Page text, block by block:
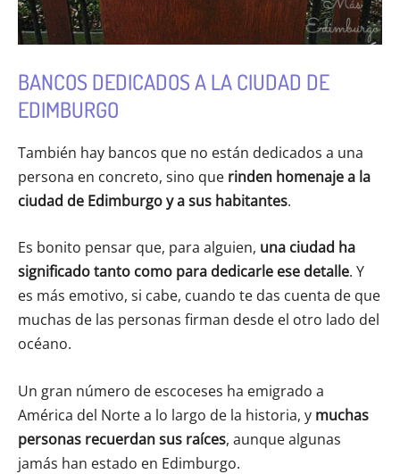
BANCOS DEDICADOS A LA CIUDAD DE
EDIMBURGO
También hay bancos que no están dedicados a una
persona en concreto, sino que rinden homenaje a la
ciudad de Edimburgo y a sus habitantes.
Es bonito pensar que, para alguien, una ciudad ha
significado tanto como para dedicarle ese detalle. Y
es más emotivo, si cabe, cuando te das cuenta de que
muchas de las personas firman desde el otro lado del
océano.
Un gran número de escoceses ha emigrado a
América del Norte a lo largo de la historia, y muchas
personas recuerdan sus raíces, aunque algunas
jamás han estado en Edimburgo.